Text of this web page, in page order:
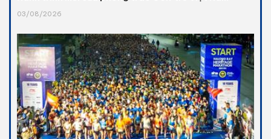
03/08/2026